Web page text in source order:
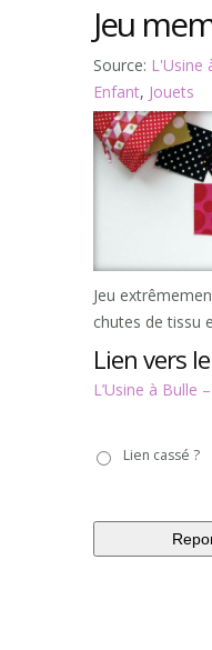
Jeu
Source: L'Usine
Enfant, Jouets
Jeu
chutes de tissu
Lien vers
L’Usine à Bulle
casséLien cassé ?